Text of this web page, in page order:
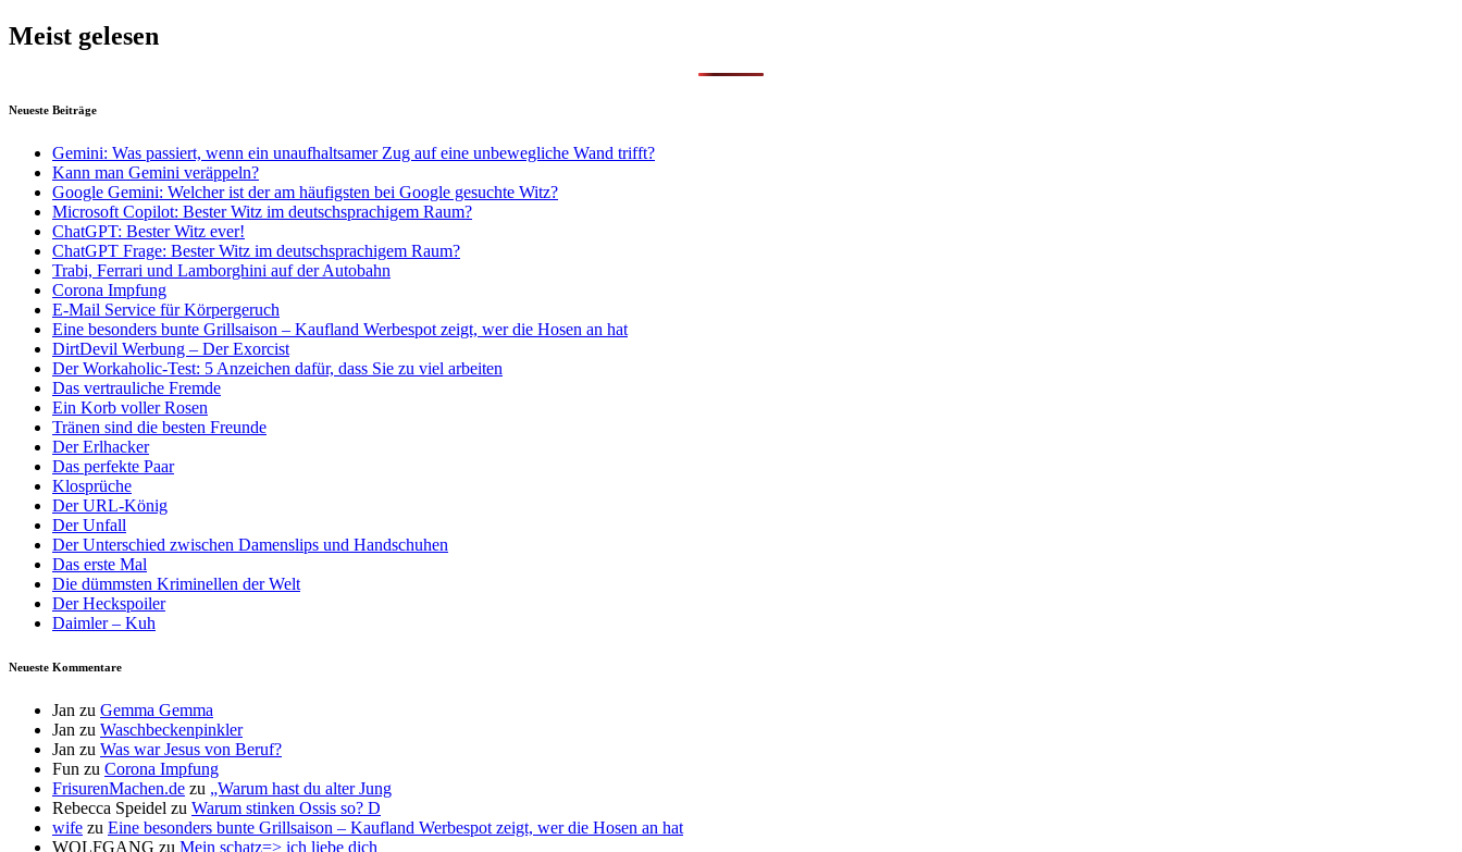
Meist gelesen
Neueste Beiträge
Gemini: Was passiert, wenn ein unaufhaltsamer Zug auf eine unbewegliche Wand trifft?
Kann man Gemini veräppeln?
Google Gemini: Welcher ist der am häufigsten bei Google gesuchte Witz?
Microsoft Copilot: Bester Witz im deutschsprachigem Raum?
ChatGPT: Bester Witz ever!
ChatGPT Frage: Bester Witz im deutschsprachigem Raum?
Trabi, Ferrari und Lamborghini auf der Autobahn
Corona Impfung
E-Mail Service für Körpergeruch
Eine besonders bunte Grillsaison – Kaufland Werbespot zeigt, wer die Hosen an hat
DirtDevil Werbung – Der Exorcist
Der Workaholic-Test: 5 Anzeichen dafür, dass Sie zu viel arbeiten
Das vertrauliche Fremde
Ein Korb voller Rosen
Tränen sind die besten Freunde
Der Erlhacker
Das perfekte Paar
Klosprüche
Der URL-König
Der Unfall
Der Unterschied zwischen Damenslips und Handschuhen
Das erste Mal
Die dümmsten Kriminellen der Welt
Der Heckspoiler
Daimler – Kuh
Neueste Kommentare
Jan zu Gemma Gemma
Jan zu Waschbeckenpinkler
Jan zu Was war Jesus von Beruf?
Fun zu Corona Impfung
FrisurenMachen.de zu „Warum hast du alter Jung
Rebecca Speidel zu Warum stinken Ossis so? D
wife zu Eine besonders bunte Grillsaison – Kaufland Werbespot zeigt, wer die Hosen an hat
WOLFGANG zu Mein schatz=> ich liebe dich